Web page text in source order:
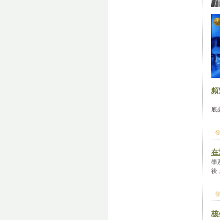
頻
底
在
學
後
核